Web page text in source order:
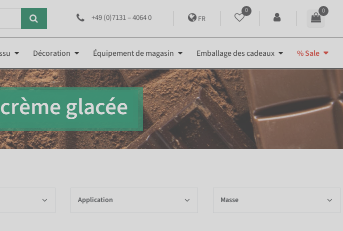
+49 (0)7131 – 4064 0 FR
0 0
Décoration Équipement de magasin Emballage des cadeaux % Sale
glacée
Application Masse